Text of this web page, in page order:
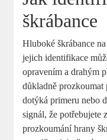
škrábance
Hluboké škrábance
jejich identifikace
opravením a drahým
důkladně prozkoumat
dotýká primeru nebo
signál, že ⁣potřebujete
⁤prozkoumání hrany​